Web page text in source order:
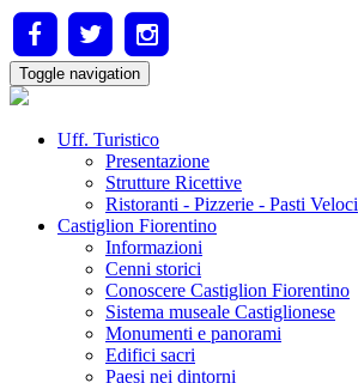
Toggle navigation
Uff. Turistico
Presentazione
Strutture Ricettive
Ristoranti - Pizzerie - Pasti Veloci
Castiglion Fiorentino
Informazioni
Cenni storici
Conoscere Castiglion Fiorentino
Sistema museale Castiglionese
Monumenti e panorami
Edifici sacri
Paesi nei dintorni